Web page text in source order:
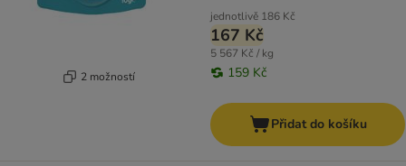
2 možností
jednotlivě 186 Kč
167 Kč
5 567 Kč / kg
159 Kč
Přidat do košíku